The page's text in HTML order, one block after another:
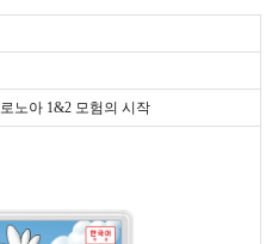
노아 1&2 모험의 시작